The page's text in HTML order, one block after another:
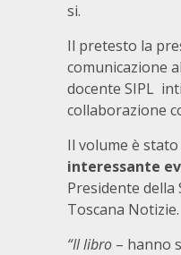
si.
Il pretesto la
comunicazione
docente SIPL
collaborazione
Il volume è
interessante
Presidente della
Toscana Notizie.
“Il libro – hanno